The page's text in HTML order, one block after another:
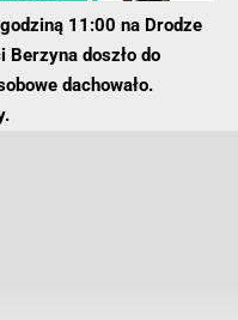
11:00 na Drodze
doszło do
dachowało.